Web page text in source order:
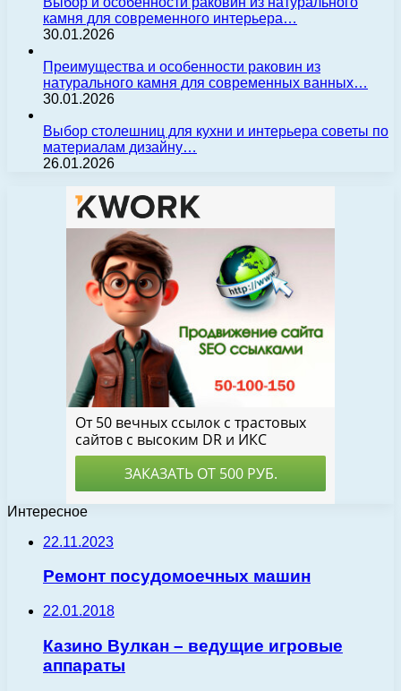
камня для современного интерьера…
30.01.2026
Преимущества и особенности раковин из
натурального камня для современных ванных…
30.01.2026
Выбор столешниц для кухни и интерьера советы по
материалам дизайну…
26.01.2026
Интересное
22.11.2023
Ремонт посудомоечных машин
22.01.2018
Казино Вулкан – ведущие игровые
аппараты